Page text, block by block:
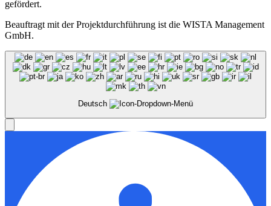
gefördert.
Beauftragt mit der Projektdurchführung ist die WISTA Management
GmbH.
Deutsch